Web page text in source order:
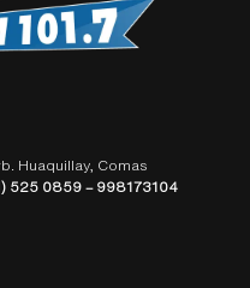
Huaquillay, Comas
525 0859 – 998173104